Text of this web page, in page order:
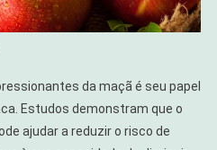
da maçã é seu papel
Estudos demonstram que o
ajudar a reduzir o risco de